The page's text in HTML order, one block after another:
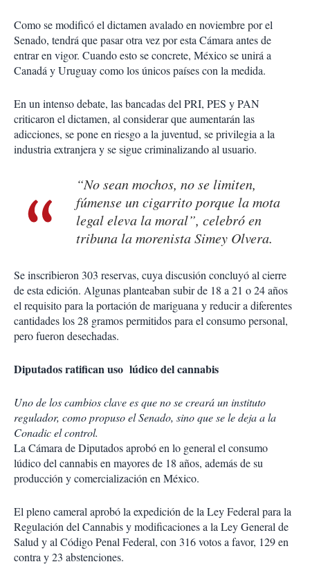
Como se modificó el dictamen avalado en noviembre por el
Senado, tendrá que pasar otra vez por esta Cámara antes de
entrar en vigor. Cuando esto se concrete, México se unirá a
Canadá y Uruguay como los únicos países con la medida.
En un intenso debate, las bancadas del PRI, PES y PAN
criticaron el dictamen, al considerar que aumentarán las
adicciones, se pone en riesgo a la juventud, se privilegia a la
industria extranjera y se sigue criminalizando al usuario.
“No sean mochos, no se limiten,
fúmense un cigarrito porque la mota
legal eleva la moral”, celebró en
tribuna la morenista Simey Olvera.
Se inscribieron 303 reservas, cuya discusión concluyó al cierre
de esta edición. Algunas planteaban subir de 18 a 21 o 24 años
el requisito para la portación de mariguana y reducir a diferentes
cantidades los 28 gramos permitidos para el consumo personal,
pero fueron desechadas.
Diputados ratifican uso lúdico del cannabis
Uno de los cambios clave es que no se creará un instituto
regulador, como propuso el Senado, sino que se le deja a la
Conadic el control.
La Cámara de Diputados aprobó en lo general el consumo
lúdico del cannabis en mayores de 18 años, además de su
producción y comercialización en México.
El pleno cameral aprobó la expedición de la Ley Federal para la
Regulación del Cannabis y modificaciones a la Ley General de
Salud y al Código Penal Federal, con 316 votos a favor, 129 en
contra y 23 abstenciones.